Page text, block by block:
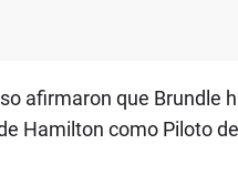
afirmaron que Brundle
Hamilton como Piloto